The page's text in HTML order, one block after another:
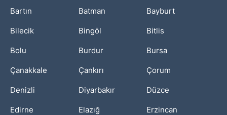
Bartın Batman Bayburt
Bilecik Bingöl Bitlis
Bolu Burdur Bursa
Çanakkale Çankırı Çorum
Denizli Diyarbakır Düzce
Edirne Elazığ Erzincan